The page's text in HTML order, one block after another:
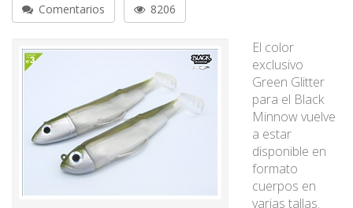
Comentarios 8206
El color
exclusivo
Green Glitter
para el Black
Minnow vuelve
a estar
disponible en
formato
cuerpos en
varias tallas.